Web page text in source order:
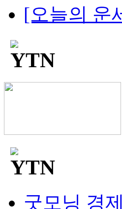
[오늘의 운
굿모닝 경